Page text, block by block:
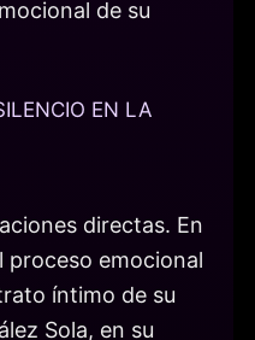
de su
EN LA
directas. En
proceso emocional
íntimo de su
Sola, en su